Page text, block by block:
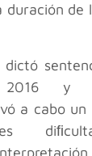
duración de
dictó
2016 y
a cabo un